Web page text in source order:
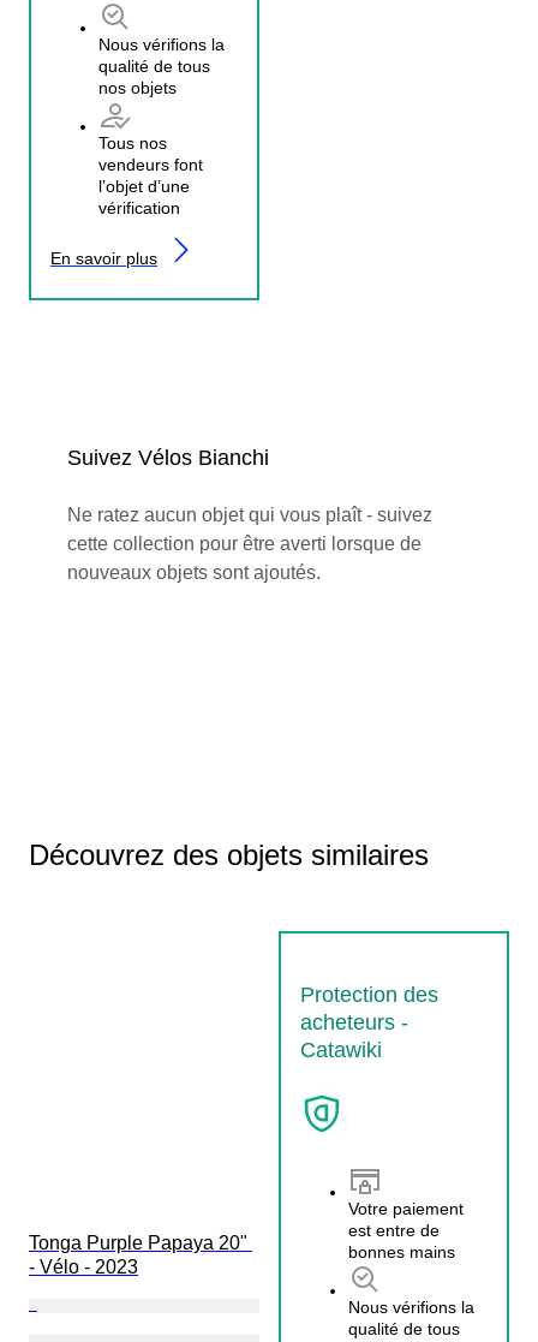
Nous vérifions la
qualité de tous
nos objets
Tous nos
vendeurs font
l’objet d’une
vérification
En savoir plus
Suivez Vélos Bianchi
Ne ratez aucun objet qui vous plaît - suivez
cette collection pour être averti lorsque de
nouveaux objets sont ajoutés.
Découvrez des objets similaires
Protection des
acheteurs -
Catawiki
Votre paiement
est entre de
bonnes mains
Nous vérifions la
qualité de tous
Tonga Purple Papaya 20"
- Vélo - 2023